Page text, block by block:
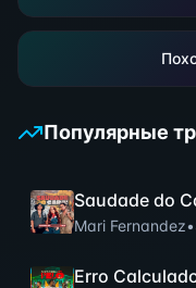
Популярные
Saudade do
Mari Fernandez•
Erro